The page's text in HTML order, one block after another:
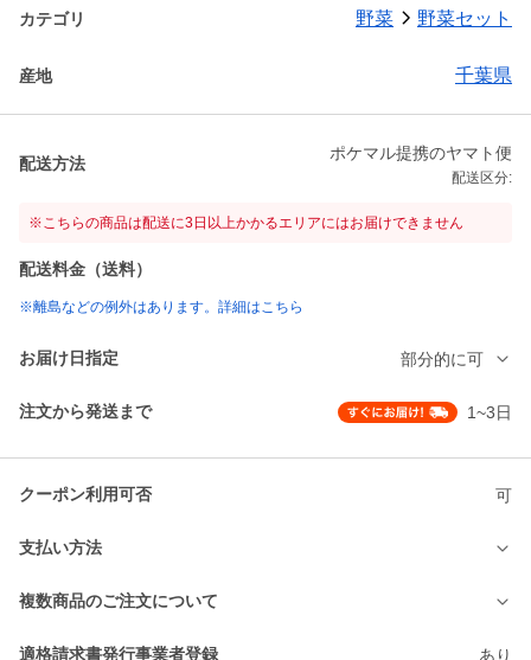
カテゴリ 野菜 野菜セット
産地 千葉県
配送方法
ポケマル提携のヤマト便
配送区分:
※こちらの商品は配送に3日以上かかるエリアにはお届けできません
配送料金（送料）
※離島などの例外はあります。詳細はこちら
お届け日指定 部分的に可
注文から発送まで 1~3日
クーポン利用可否 可
支払い方法
複数商品のご注文について
適格請求書発行事業者登録 あり